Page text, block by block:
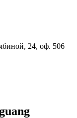
24, оф. 506